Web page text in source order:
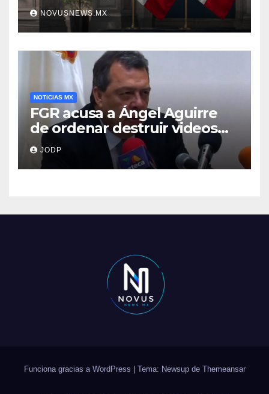
NOVUSNEWS.MX
NOTICIAS MX
FGR acusa a Ángel Aguirre
de ordenar destruir videos
clave del caso Ayotzinapa
JODP
Funciona gracias a WordPress Tema: Newsup de Themeansar